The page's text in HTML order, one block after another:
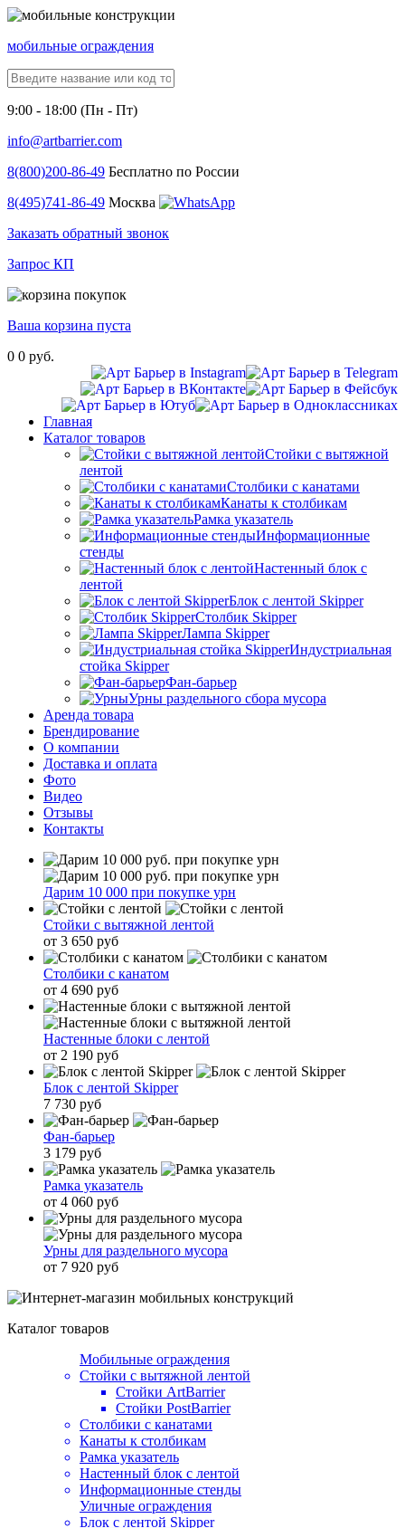
мобильные ограждения
9:00 - 18:00 (Пн - Пт)
info@artbarrier.com
8(800)200-86-49 Бесплатно по России
8(495)741-86-49 Москва
Заказать обратный звонок
Запрос КП
Ваша корзина пуста
0 0 руб.
Главная
Каталог товаров
Стойки с вытяжной
лентой
Столбики с канатами
Канаты к столбикам
Рамка указатель
Информационные
стенды
Настенный блок с
лентой
Блок с лентой Skipper
Столбик Skipper
Лампа Skipper
Индустриальная
стойка Skipper
Фан-барьер
Урны раздельного сбора мусора
Аренда товара
Брендирование
О компании
Доставка и оплата
Фото
Видео
Отзывы
Контакты
Дарим 10 000 при покупке урн
Стойки с вытяжной лентой
от 3 650 руб
Столбики с канатом
от 4 690 руб
Настенные блоки с лентой
от 2 190 руб
Блок с лентой Skipper
7 730 руб
Фан-барьер
3 179 руб
Рамка указатель
от 4 060 руб
Урны для раздельного мусора
от 7 920 руб
Каталог товаров
Мобильные ограждения
Стойки с вытяжной лентой
Стойки ArtBarrier
Стойки PostBarrier
Столбики с канатами
Канаты к столбикам
Рамка указатель
Настенный блок с лентой
Информационные стенды
Уличные ограждения
Блок с лентой Skipper